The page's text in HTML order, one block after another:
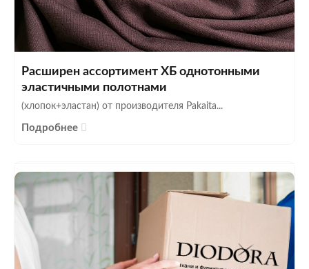
Расширен ассортимент ХБ однотонными
эластичными полотнами
(хлопок+эластан) от производителя Pakaita...
Подробнее